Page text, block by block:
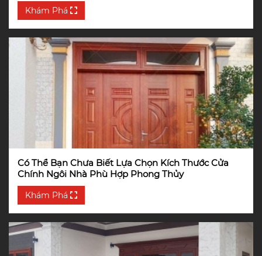
Khám Phá
Có Thể Bạn Chưa Biết Lựa Chọn Kích Thước Cửa
Chính Ngôi Nhà Phù Hợp Phong Thủy
Khám Phá